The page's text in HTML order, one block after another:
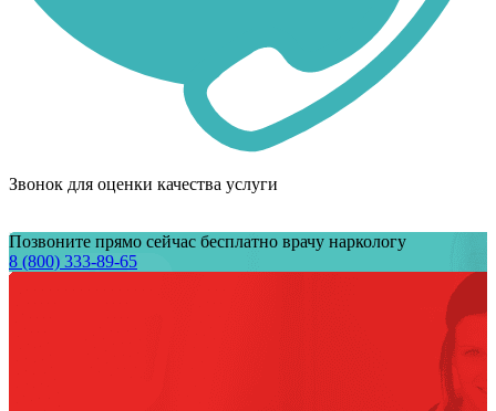
Звонок для оценки качества услуги
Позвоните прямо сейчас бесплатно врачу наркологу
8 (800) 333-89-65